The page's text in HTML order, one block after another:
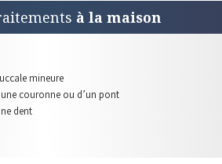
à la maison
mineure
couronne ou d’un pont
dent